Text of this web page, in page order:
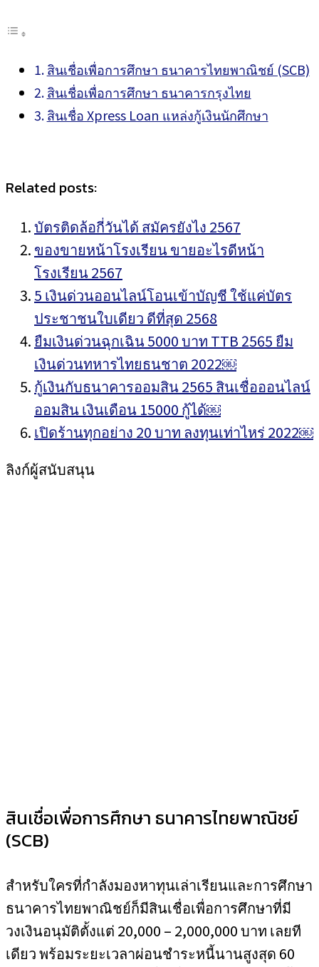
สินเชื่อเพื่อการศึกษา ธนาคารไทยพาณิชย์ (SCB)
สินเชื่อเพื่อการศึกษา ธนาคารกรุงไทย
สินเชื่อ Xpress Loan แหล่งกู้เงินนักศึกษา
Related posts:
บัตรติดล้อกี่วันได้ สมัครยังไง 2567
ของขายหน้าโรงเรียน ขายอะไรดีหน้า
โรงเรียน 2567
5 เงินด่วนออนไลน์โอนเข้าบัญชี ใช้แค่บัตร
ประชาชนใบเดียว ดีที่สุด 2568
ยืมเงินด่วนฉุกเฉิน 5000 บาท TTB 2565 ยืม
เงินด่วนทหารไทยธนชาต 2022￼
กู้เงินกับธนาคารออมสิน 2565 สินเชื่อออนไลน์
ออมสิน เงินเดือน 15000 กู้ได้￼
เปิดร้านทุกอย่าง 20 บาท ลงทุนเท่าไหร่ 2022￼
ลิงก์ผู้สนับสนุน
สินเชื่อเพื่อการศึกษา ธนาคารไทยพาณิชย์
(SCB)
สำหรับใครที่กำลังมองหาทุนเล่าเรียนและการศึกษา
ธนาคารไทยพาณิชย์ก็มีสินเชื่อเพื่อการศึกษาที่มี
วงเงินอนุมัติตั้งแต่ 20,000 – 2,000,000 บาท เลยที
เดียว พร้อมระยะเวลาผ่อนชำระหนี้นานสูงสุด 60